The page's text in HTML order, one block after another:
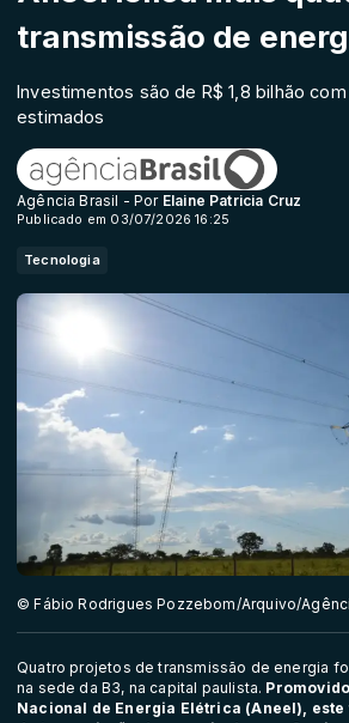
transmissão de
Investimentos são de R$ 1,8 bilhão
estimados
Agência Brasil - Por Elaine Patricia Cruz
Publicado em 03/07/2026 16:25
Tecnologia
© Fábio Rodrigues Pozzebom/Arquivo/
Quatro projetos de transmissão de energia
na sede da B3, na capital paulista.
Nacional de Energia Elétrica (Aneel),